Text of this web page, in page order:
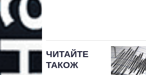
ЧИТАЙТЕ
ТАКОЖ